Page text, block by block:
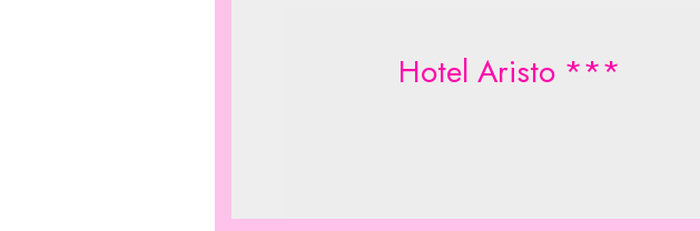
Hotel Aristo ***